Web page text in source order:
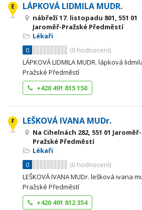
LÁPKOVÁ LIDMILA MUDR.
nábřeží 17. listopadu 801, 551 01
Jaroměř-Pražské Předměstí
Lékaři
0
(0 hodnocení)
LÁPKOVÁ LIDMILA MUDR. lápková
Pražské Předměstí
+420 491 815 150
LEŠKOVÁ IVANA MUDr.
Na Cihelnách 282, 551 01 Jaroměř-
Pražské Předměstí
Lékaři
0
(0 hodnocení)
LEŠKOVÁ IVANA MUDr. lešková ivana
Pražské Předměstí
+420 491 812 354